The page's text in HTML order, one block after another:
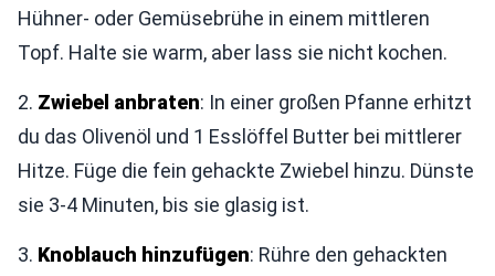
Hühner- oder Gemüsebrühe in einem mittleren
Topf. Halte sie warm, aber lass sie nicht kochen.
2. Zwiebel anbraten: In einer großen Pfanne erhitzt
du das Olivenöl und 1 Esslöffel Butter bei mittlerer
Hitze. Füge die fein gehackte Zwiebel hinzu. Dünste
sie 3-4 Minuten, bis sie glasig ist.
3. Knoblauch hinzufügen: Rühre den gehackten